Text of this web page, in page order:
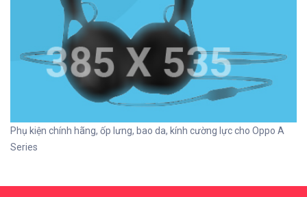
Phụ kiện chính hãng, ốp lưng, bao da, kính cường lực cho Oppo A
Series